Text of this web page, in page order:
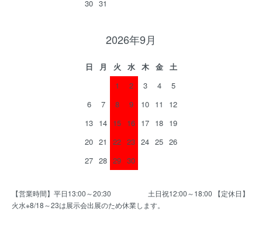
30 31
2026年9月
日 月 火 水 木 金
土
1
2 3 4
5
6
7 8 9 10 11
12
13 14 15 16 17 18 19
20 21 22 23 24 25 26
27 28 29 30
【営業時間】平日13:00～20:30 土日祝12:00～18:00 【定休日】
火水※8/18～23は展示会出展のため休業します。